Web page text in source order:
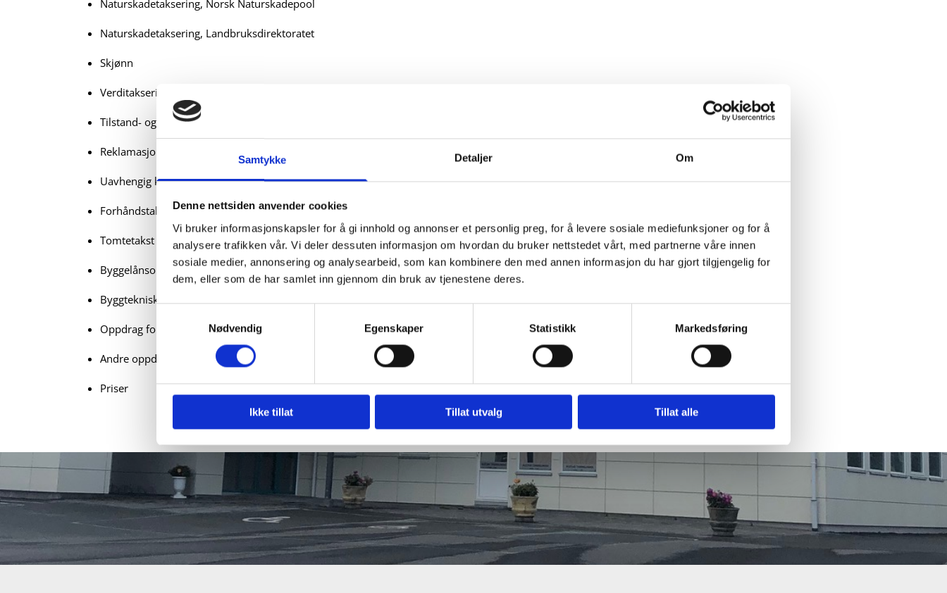
Samtykke Detaljer Om
Denne nettsiden anvender cookies
Vi bruker informasjonskapsler for å gi innhold og annonser et personlig preg, for å levere sosiale mediefunksjoner og for å
analysere trafikken vår. Vi deler dessuten informasjon om hvordan du bruker nettstedet vårt, med partnerne våre innen
sosiale medier, annonsering og analysearbeid, som kan kombinere den med annen informasjon du har gjort tilgjengelig for
dem, eller som de har samlet inn gjennom din bruk av tjenestene deres.
Nødvendig
Egenskaper Statistikk Markedsføring
Ikke tillat Tillat utvalg Tillat alle
Naturskadetaksering, Norsk Naturskadepool
Naturskadetaksering, Landbruksdirektoratet
Skjønn
Verditaksering av bolig- og fritidseiendommer
Tilstand- og boligsalgsrapporter
Reklamasjonsrapporter
Uavhengig kontroll
Forhåndstakst
Tomtetakst
Byggelånsoppfølging
Byggteknisk rådgivning
Oppdrag for rettsvesenet
Andre oppdrag
Priser